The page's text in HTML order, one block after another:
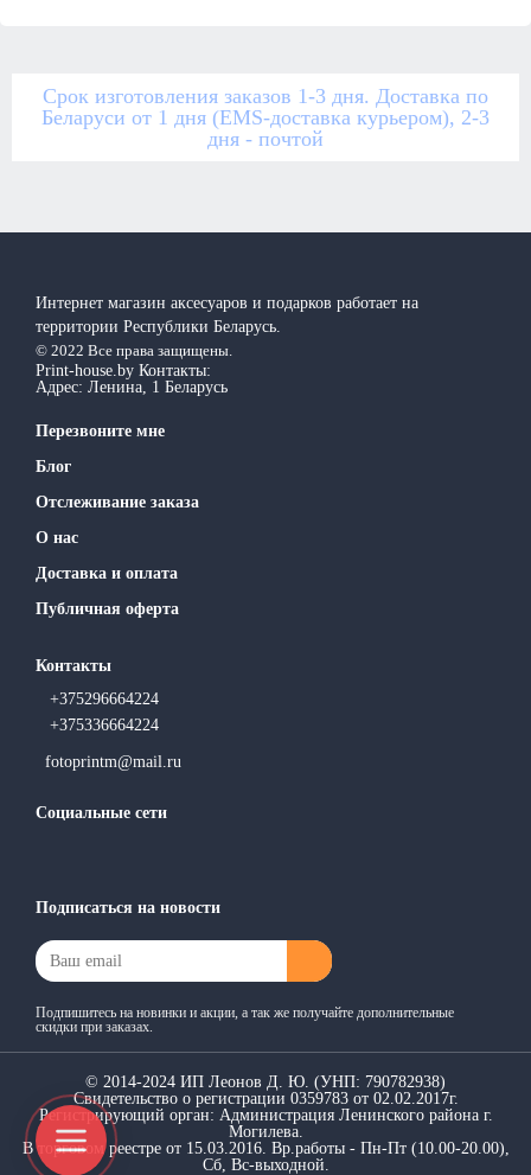
Срок изготовления заказов 1-3 дня. Доставка по
Беларуси от 1 дня (EMS-доставка курьером), 2-3
дня - почтой
Интернет магазин аксесуаров и подарков работает на
территории Реcпублики Беларусь.
© 2022 Все права защищены.
Print-house.by Контакты:
Адрес: Ленина, 1 Беларусь
Перезвоните мне
Блог
Отслеживание заказа
О нас
Доставка и оплата
Публичная оферта
Контакты
+375296664224
+375336664224
fotoprintm@mail.ru
Социальные сети
Подписаться на новости
Подпишитесь на новинки и акции, а так же получайте дополнительные
скидки при заказах.
© 2014-2024 ИП Леонов Д. Ю. (УНП: 790782938)
Свидетельство о регистрации 0359783 от 02.02.2017г.
Регистрирующий орган: Администрация Ленинского района г.
Могилева.
В торговом реестре от 15.03.2016. Вр.работы - Пн-Пт (10.00-20.00),
Сб, Вс-выходной.